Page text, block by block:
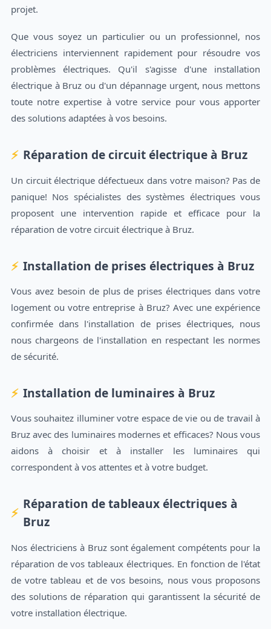
projet.
Que vous soyez un particulier ou un professionnel, nos
électriciens interviennent rapidement pour résoudre vos
problèmes électriques. Qu'il s'agisse d'une installation
électrique à Bruz ou d'un dépannage urgent, nous mettons
toute notre expertise à votre service pour vous apporter
des solutions adaptées à vos besoins.
Réparation de circuit électrique à Bruz
Un circuit électrique défectueux dans votre maison? Pas de
panique! Nos spécialistes des systèmes électriques vous
proposent une intervention rapide et efficace pour la
réparation de votre circuit électrique à Bruz.
Installation de prises électriques à Bruz
Vous avez besoin de plus de prises électriques dans votre
logement ou votre entreprise à Bruz? Avec une expérience
confirmée dans l'installation de prises électriques, nous
nous chargeons de l'installation en respectant les normes
de sécurité.
Installation de luminaires à Bruz
Vous souhaitez illuminer votre espace de vie ou de travail à
Bruz avec des luminaires modernes et efficaces? Nous vous
aidons à choisir et à installer les luminaires qui
correspondent à vos attentes et à votre budget.
Réparation de tableaux électriques à
Bruz
Nos électriciens à Bruz sont également compétents pour la
réparation de vos tableaux électriques. En fonction de l'état
de votre tableau et de vos besoins, nous vous proposons
des solutions de réparation qui garantissent la sécurité de
votre installation électrique.